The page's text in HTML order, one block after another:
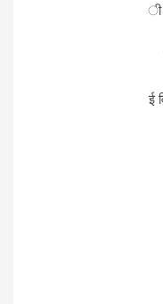
ी
ई